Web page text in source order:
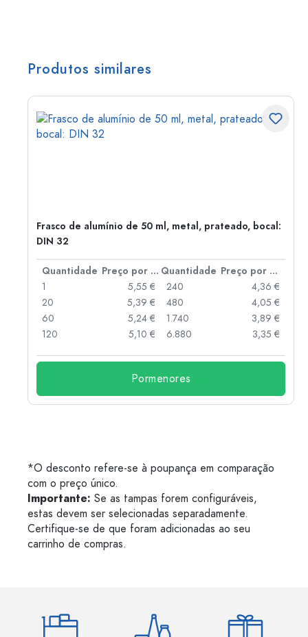
Produtos similares
Frasco de alumínio de 50 ml, metal, prateado, bocal:
DIN 32
Quantidade Preço por peça Quantidade
Preço por peça
1
5,55 €
20
5,39 €
60
5,24 €
120
5,10 €
240
4,36 €
480
4,05 €
1.740
3,89 €
6.880
3,35 €
Pormenores
*O desconto refere-se à poupança em comparação
com o preço único.
Importante: Se as tampas forem configuráveis,
estas devem ser selecionadas separadamente.
Certifique-se de que foram adicionadas ao seu
carrinho de compras.